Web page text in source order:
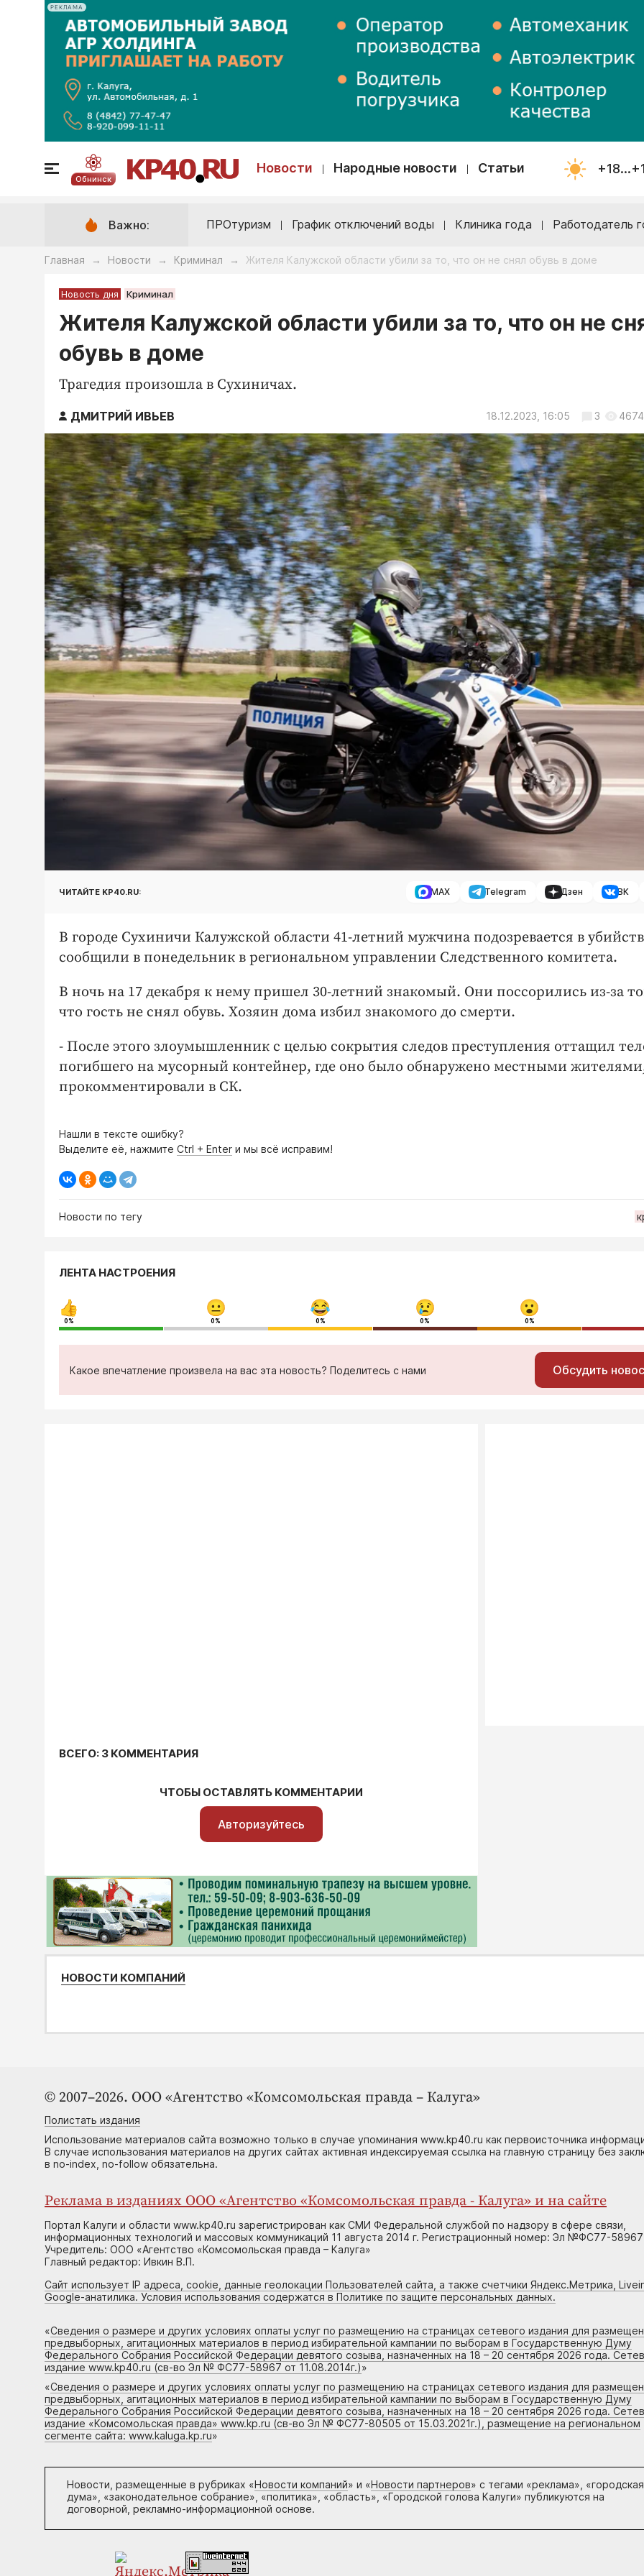
РЕКЛАМА
Обнинск
Новости Народные новости Статьи
Важно: ПРОтуризм График отключений воды Клиника года Работодатель
Главная → Новости → Криминал → Жителя Калужской области убили за то, что он не снял обувь в доме
Новость дня Криминал
Жителя Калужской области убили за то, что он не
обувь в доме
Трагедия произошла в Сухиничах.
ДМИТРИЙ ИВЬЕВ 18.12.2023, 16:05 3 4674
ЧИТАЙТЕ KP40.RU: MAX Telegram Дзен ВК
В городе Сухиничи Калужской области 41-летний мужчина подозревается в
сообщили в понедельник в региональном управлении Следственного комитета.
В ночь на 17 декабря к нему пришел 30-летний знакомый. Они поссорились из-за
что гость не снял обувь. Хозяин дома избил знакомого до смерти.
- После этого злоумышленник с целью сокрытия следов преступления оттащил
погибшего на мусорный контейнер, где оно было обнаружено местными
прокомментировали в СК.
Нашли в тексте ошибку?
Выделите её, нажмите Ctrl + Enter и мы всё исправим!
Новости по тегу
ЛЕНТА НАСТРОЕНИЯ
0% 0% 0% 0% 0%
Какое впечатление произвела на вас эта новость? Поделитесь с нами Обсудить
ВСЕГО: 3 КОММЕНТАРИЯ
ЧТОБЫ ОСТАВЛЯТЬ КОММЕНТАРИИ
Авторизуйтесь
НОВОСТИ КОМПАНИЙ
© 2007–2026. ООО «Агентство «Комсомольская правда – Калуга»
Полистать издания
Использование материалов сайта возможно только в случае упоминания www.kp40.ru как первоисточника
В случае использования материалов на других сайтах активная индексируемая ссылка на главную страницу без
в no-index, no-follow обязательна.
Реклама в изданиях ООО «Агентство «Комсомольская правда - Калуга» и на сайте
Портал Калуги и области www.kp40.ru зарегистрирован как СМИ Федеральной службой по надзору в сфере связи,
информационных технологий и массовых коммуникаций 11 августа 2014 г. Регистрационный номер: Эл №ФС77-58967
Учредитель: ООО «Агентство «Комсомольская правда – Калуга»
Главный редактор: Ивкин В.П.
Сайт использует IP адреса, cookie, данные геолокации Пользователей сайта, а также счетчики Яндекс.Метрика,
Google-анатилика. Условия использования содержатся в Политике по защите персональных данных.
«Сведения о размере и других условиях оплаты услуг по размещению на страницах сетевого издания для
предвыборных, агитационных материалов в период избирательной кампании по выборам в Государственную Думу
Федерального Собрания Российской Федерации девятого созыва, назначенных на 18 – 20 сентября 2026 года.
издание www.kp40.ru (св-во Эл № ФС77-58967 от 11.08.2014г.)»
«Сведения о размере и других условиях оплаты услуг по размещению на страницах сетевого издания для
предвыборных, агитационных материалов в период избирательной кампании по выборам в Государственную Думу
Федерального Собрания Российской Федерации девятого созыва, назначенных на 18 – 20 сентября 2026 года.
издание «Комсомольская правда» www.kp.ru (св-во Эл № ФС77-80505 от 15.03.2021г.), размещение на региональном
сегменте сайта: www.kaluga.kp.ru»
Новости, размещенные в рубриках «Новости компаний» и «Новости партнеров» с тегами «реклама», «городская
дума», «законодательное собрание», «политика», «область», «Городской голова Калуги» публикуются на
договорной, рекламно-информационной основе.